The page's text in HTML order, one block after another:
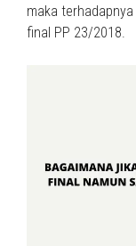
maka
final PP 23/2018.